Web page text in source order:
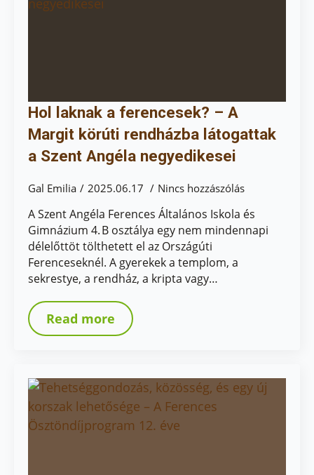
Hol laknak a ferencesek? – A
Margit körúti rendházba látogattak
a Szent Angéla negyedikesei
Gal Emilia 2025.06.17 Nincs hozzászólás
A Szent Angéla Ferences Általános Iskola és
Gimnázium 4. B osztálya egy nem mindennapi
délelőttöt tölthetett el az Országúti
Ferenceseknél. A gyerekek a templom, a
sekrestye, a rendház, a kripta vagy…
Read more